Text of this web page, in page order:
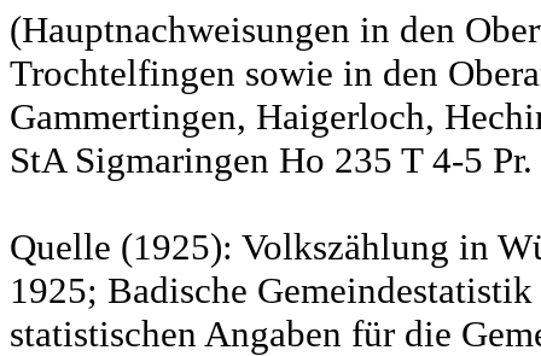
(Hauptnachweisungen in den
Trochtelfingen sowie in den
Gammertingen, Haigerloch,
StA Sigmaringen Ho 235 T 4-5
Quelle (1925): Volkszählung in
1925; Badische
statistischen Angaben für die